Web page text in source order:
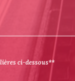
ci-dessous**